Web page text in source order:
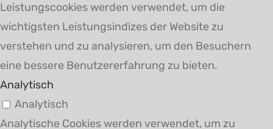
Leistungscookies werden verwendet, um die
wichtigsten Leistungsindizes der Website zu
verstehen und zu analysieren, um den Besuchern
eine bessere Benutzererfahrung zu bieten.
Analytisch
Analytisch
Analytische Cookies werden verwendet, um zu